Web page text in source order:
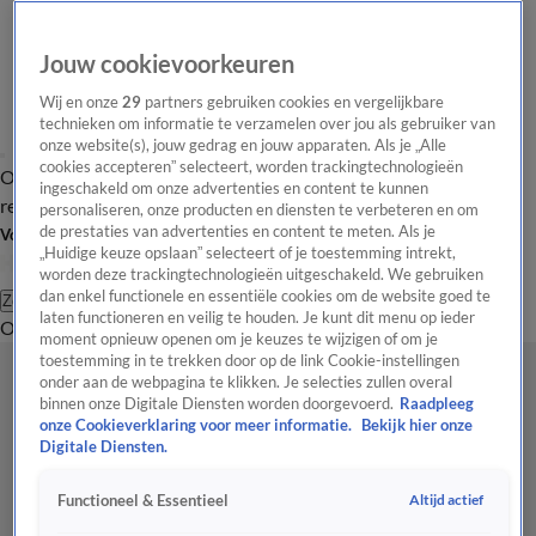
Overzicht Laatste nieuws Regionieuws Het beste van Hart
Tip de
redactie
Volg Hart van Nederland
Zoeken
OverzichtRegioUitzendingenWeerTip de redactiePanelVideo's
Jouw cookievoorkeuren
Wij en onze29 partners gebruiken cookies en vergelijkbare
technieken om informatie te verzamelen over jou als gebruiker van
onze website(s), jouw gedrag en jouw apparaten. Als je „Alle
cookies accepteren” selecteert, worden trackingtechnologieën
ingeschakeld om onze advertenties en content te kunnen
personaliseren, onze producten en diensten te verbeteren en om
de prestaties van advertenties en content te meten. Als je
„Huidige keuze opslaan” selecteert of je toestemming intrekt,
worden deze trackingtechnologieën uitgeschakeld. We gebruiken
dan enkel functionele en essentiële cookies om de website goed te
laten functioneren en veilig te houden. Je kunt dit menu op ieder
moment opnieuw openen om je keuzes te wijzigen of om je
toestemming in te trekken door op de link Cookie-instellingen
onder aan de webpagina te klikken. Je selecties zullen overal
binnen onze Digitale Diensten worden doorgevoerd. Raadpleeg
onze Cookieverklaring voor meer informatie.
Bekijk hier onze
Digitale Diensten.
Functioneel & Essentieel Altijd actief